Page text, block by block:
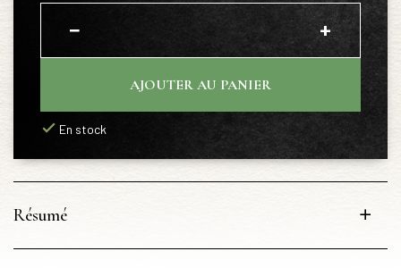
− +
AJOUTER AU PANIER
En stock
Résumé